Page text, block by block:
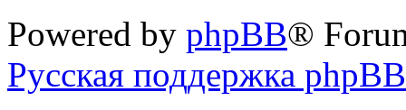
Powered by phpBB®
Русская поддержка phpBB